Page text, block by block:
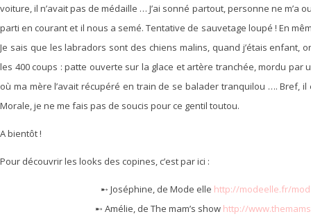
voiture, il n’avait pas de médaille … J’ai sonné partout, personne ne m’a
parti en courant et il nous a semé. Tentative de sauvetage loupé ! En
Je sais que les labradors sont des chiens malins, quand j’étais enfant,
les 400 coups : patte ouverte sur la glace et artère tranchée, mordu par
où ma mère l’avait récupéré en train de se balader tranquilou …. Bref,
Morale, je ne me fais pas de soucis pour ce gentil toutou.
A bientôt !
Pour découvrir les looks des copines, c’est par ici :
➸ Joséphine, de Mode elle http://modeelle.fr/
➸ Amélie, de The mam’s show http://